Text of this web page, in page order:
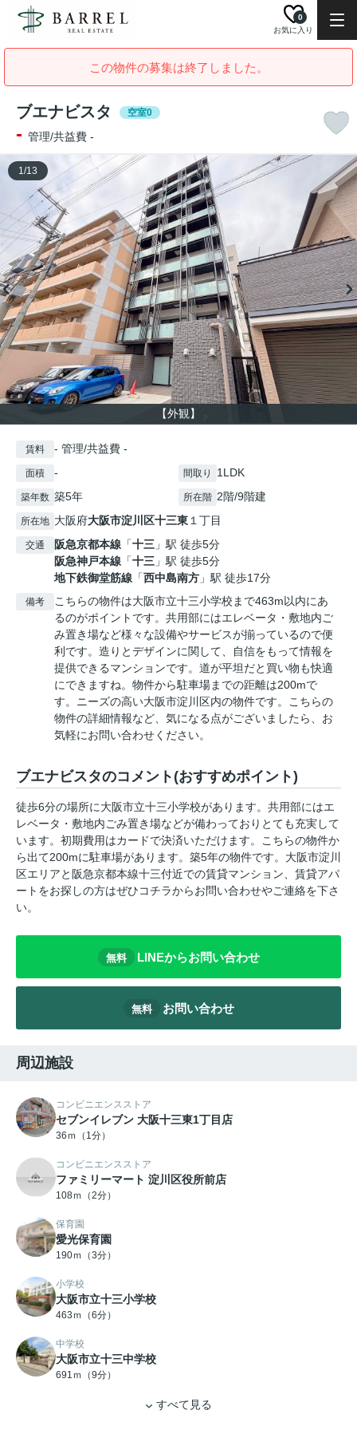
お気に入り
0
この物件の募集は終了しました。
ブエナビスタ 空室0
- 管理/共益費 -
【外観】
1/13
賃料 - 管理/共益費 -
面積 - 間取り 1LDK
築年数 築5年 所在階 2階/9階建
所在地 大阪府大阪市淀川区十三東１丁目
交通 阪急京都本線 「十三 」駅 徒歩5分
阪急神戸本線 「十三 」駅 徒歩5分
地下鉄御堂筋線 「西中島南方 」駅 徒歩17分
備考
こちらの物件は大阪市立十三小学校まで463m以内にあ
るのがポイントです。共用部にはエレベータ・敷地内ご
み置き場など様々な設備やサービスが揃っているので便
利です。造りとデザインに関して、自信をもって情報を
提供できるマンションです。道が平坦だと買い物も快適
にできますね。物件から駐車場までの距離は200mで
す。ニーズの高い大阪市淀川区内の物件です。こちらの
物件の詳細情報など、気になる点がございましたら、お
気軽にお問い合わせください。
ブエナビスタのコメント(おすすめポイント)
徒歩6分の場所に大阪市立十三小学校があります。共用部にはエ
レベータ・敷地内ごみ置き場などが備わっておりとても充実して
います。初期費用はカードで決済いただけます。こちらの物件か
ら出て200mに駐車場があります。築5年の物件です。大阪市淀川
区エリアと阪急京都本線十三付近での賃貸マンション、賃貸アパ
ートをお探しの方はぜひコチラからお問い合わせやご連絡を下さ
い。
無料 LINEからお問い合わせ
無料 お問い合わせ
周辺施設
コンビニエンスストア
セブンイレブン 大阪十三東1丁目店
36ｍ（1分）
コンビニエンスストア
ファミリーマート 淀川区役所前店
108ｍ（2分）
保育園
愛光保育園
190ｍ（3分）
小学校
大阪市立十三小学校
463ｍ（6分）
中学校
大阪市立十三中学校
691ｍ（9分）
すべて見る